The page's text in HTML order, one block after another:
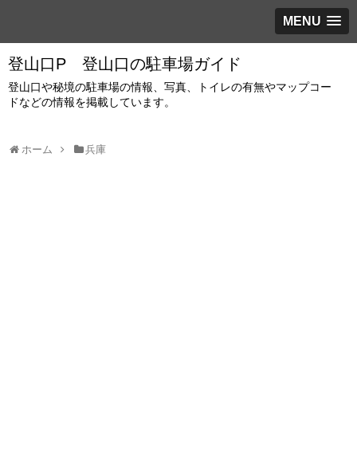
MENU
登山口P 登山口の駐車場ガイド
登山口や秘境の駐車場の情報、写真、トイレの有無やマップコー
ドなどの情報を掲載しています。
ホーム 兵庫